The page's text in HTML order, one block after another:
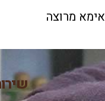
אימא מרוצה